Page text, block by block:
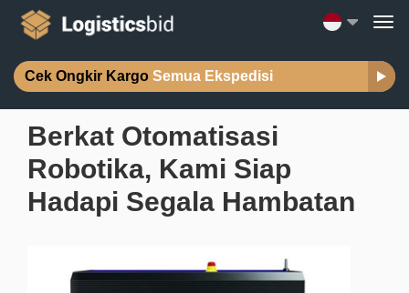
Cek Ongkir Kargo Semua Ekspedisi
Berkat Otomatisasi
Robotika, Kami Siap
Hadapi Segala Hambatan